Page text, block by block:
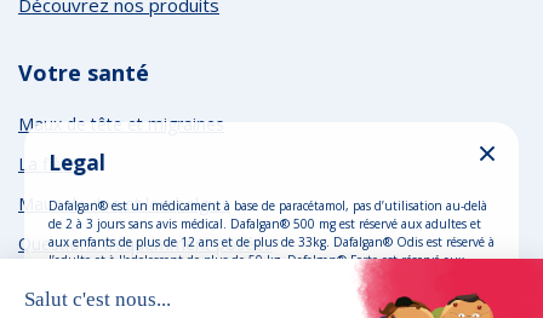
Découvrez nos produits
Votre santé
Maux de tête et migraines
La fièvre
Maux de dos et lombalgies
Questions fréquemment posées
Legal
Dafalgan® est un médicament à base de paracétamol, pas d’utilisation au-delà
de 2 à 3 jours sans avis médical. Dafalgan® 500 mg est réservé aux adultes et
aux enfants de plus de 12 ans et de plus de 33kg. Dafalgan® Odis est réservé à
l’adulte et à l'adolescent de plus de 50 kg. Dafalgan® Forte est réservé aux
adultes et aux adolescents de plus de 50 kg. Dafalgan® Instant Forte est
réservé à l’adulte et à l’adolescent de plus de 50 kg. Dafalgan® Instant 500 mg
est réservé à l’adulte, à l’adolescent et à l’enfant de plus 27 kg. Dafalgan®